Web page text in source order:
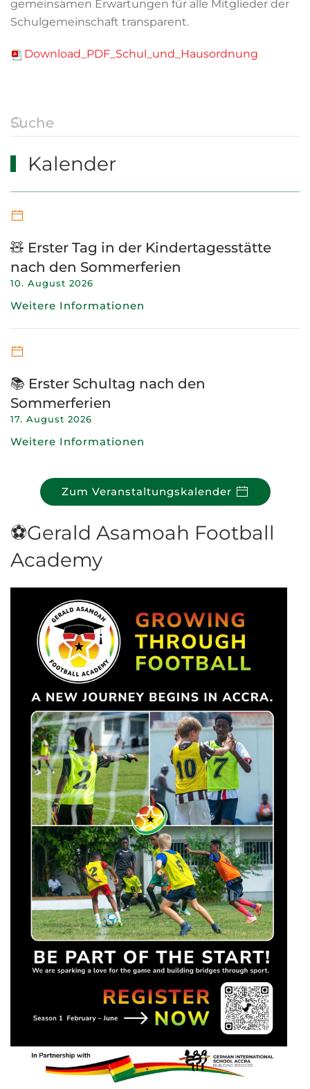
gemeinsamen Erwartungen für alle Mitglieder der
Schulgemeinschaft transparent.
Download_PDF_Schul_und_Hausordnung
Kalender
🧸 Erster Tag in der Kindertagesstätte
nach den Sommerferien
10. August 2026
Weitere Informationen
📚 Erster Schultag nach den
Sommerferien
17. August 2026
Weitere Informationen
Zum Veranstaltungskalender
⚽Gerald Asamoah Football
Academy